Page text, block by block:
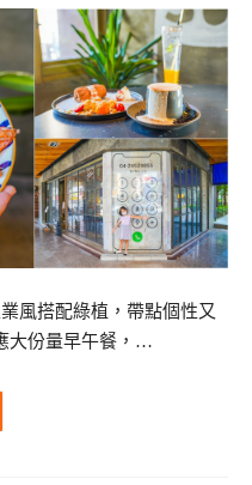
風搭配綠植，帶點個性又
大份量早午餐，…